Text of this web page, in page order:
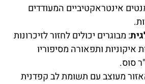
אינטראקטיביים המעודדים
: מבוגרים יכולים לחזור לזיכרונות
איקוניות ותפאורה מסיפוריו
סוס.
מעוצב עם תשומת לב קפדנית